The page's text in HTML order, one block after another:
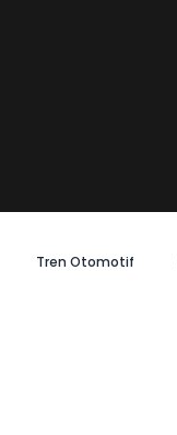
Tren Otomotif